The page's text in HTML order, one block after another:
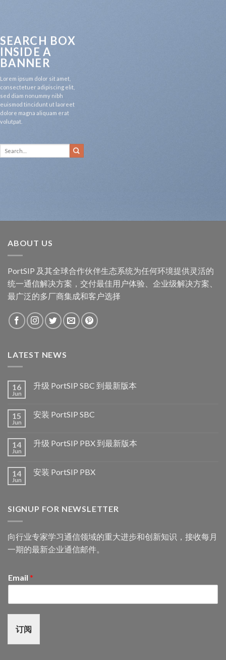
SEARCH BOX
INSIDE A
BANNER
Lorem ipsum dolor sit amet,
consectetuer adipiscing elit,
sed diam nonummy nibh
euismod tincidunt ut laoreet
dolore magna aliquam erat
volutpat.
ABOUT US
PortSIP 及其全球合作伙伴生态系统为任何环境提供灵活的
统一通信解决方案，交付最佳用户体验、企业级解决方案、
最广泛的多厂商集成和客户选择
LATEST NEWS
16
Jun
升级 PortSIP SBC 到最新版本
15
Jun
安装 PortSIP SBC
14
Jun
升级 PortSIP PBX 到最新版本
14
Jun
安装 PortSIP PBX
SIGNUP FOR NEWSLETTER
向行业专家学习通信领域的重大进步和创新知识，接收每月
一期的最新企业通信邮件。
Email *
订阅